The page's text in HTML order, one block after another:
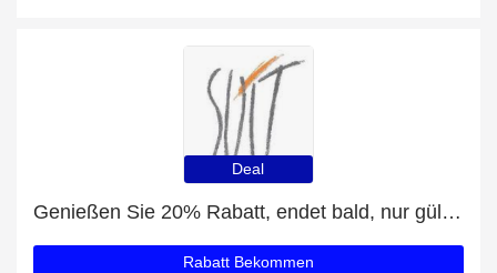
Deal
Genießen Sie 20% Rabatt, endet bald, nur gültig für Mini nylon backpack
Rabatt Bekommen